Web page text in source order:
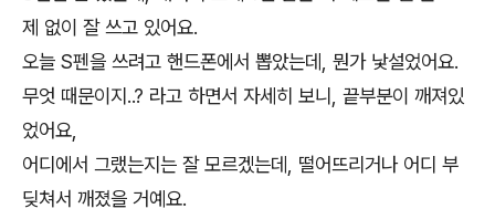
제 없이 잘 쓰고 있어요.
오늘 S펜을 쓰려고 핸드폰에서 뽑았는데, 뭔가 낯설었어요.
무엇 때문이지..? 라고 하면서 자세히 보니, 끝부분이 깨져있
었어요,
어디에서 그랬는지는 잘 모르겠는데, 떨어뜨리거나 어디 부
딪쳐서 깨졌을 거예요.